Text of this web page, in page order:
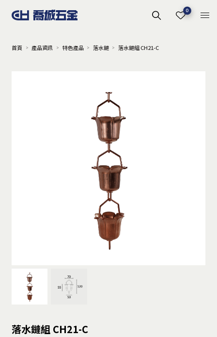
0
首頁 產品資訊 特色產品 落水鏈 落水鏈組 CH21-C
落水鏈組 CH21-C